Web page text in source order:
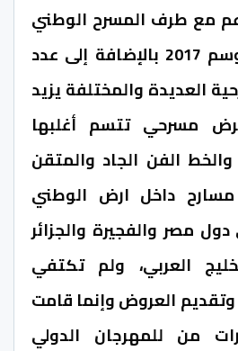
مع طرف المسرح الوطني
محمد الخامس موسم 2017 بالإضافة إلى عدد
العديدة والمختلفة يزيد
عن 30 عرض مسرحي تتسم أغلبها
الفن الجاد والمتقن
داخل ارض الوطني
مصر والفجيرة والجزائر
العربي، ولم تكتفي
وتقديم العروض وإنما قامت
من للمهرجان الدولي